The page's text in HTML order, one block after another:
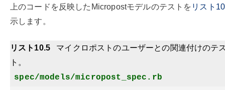
上のコードを反映したMicropostモデルのテストを リスト
示します。
リスト10.5
マイクロポストのユーザーとの関連付けのテ
ト。
spec/models/micropost_spec.rb